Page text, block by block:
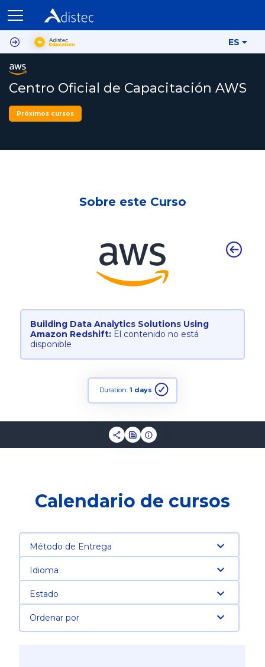
ES
Centro Oficial de Capacitación AWS
Próximos cursos
Sobre este Curso
Building Data Analytics Solutions Using
Amazon Redshift: El contenido no está
disponible
Duration: 1 days
Calendario de cursos
Método de Entrega
Idioma
Estado
Ordenar por